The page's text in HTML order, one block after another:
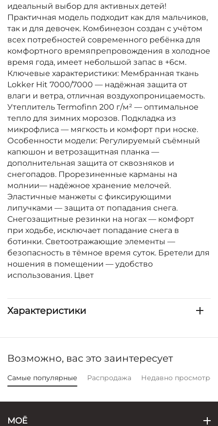
идеальный выбор для активных детей!
Практичная модель подходит как для мальчиков,
так и для девочек. Комбинезон создан с учётом
всех потребностей современного ребёнка для
комфортного времяпрепровождения в холодное
время года, имеет небольшой запас в +6см.
Ключевые характеристики: Мембранная ткань
Lokker Hit 7000/7000 — надёжная защита от
влаги и ветра, отличная воздухопроницаемость.
Утеплитель Termofinn 200 г/м² — оптимальное
тепло для зимних морозов. Подкладка из
микрофлиса — мягкость и комфорт при носке.
Особенности модели: Регулируемый съёмный
капюшон и ветрозащитная планка —
дополнительная защита от сквозняков и
снегопадов. Прорезиненные карманы на
молнии— надёжное хранение мелочей.
Эластичные манжеты с фиксирующими
липучками — защита от попадания снега.
Снегозащитные резинки на ногах — комфорт
при ходьбе, исключает попадание снега в
ботинки. Светоотражающие элементы —
безопасность в тёмное время суток. Бретели для
ношения в помещении — удобство
использования. Цвет
Характеристики
Возможно, вас это заинтересует
Самые популярные Распродажа Недавно
МОЁ